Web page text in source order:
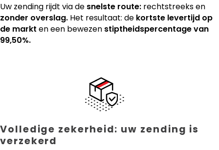
Uw zending rijdt via de snelste route: rechtstreeks en
zonder overslag. Het resultaat: de kortste levertijd op
de markt en een bewezen stiptheidspercentage van
99,50%.
Volledige zekerheid: uw zending is
verzekerd